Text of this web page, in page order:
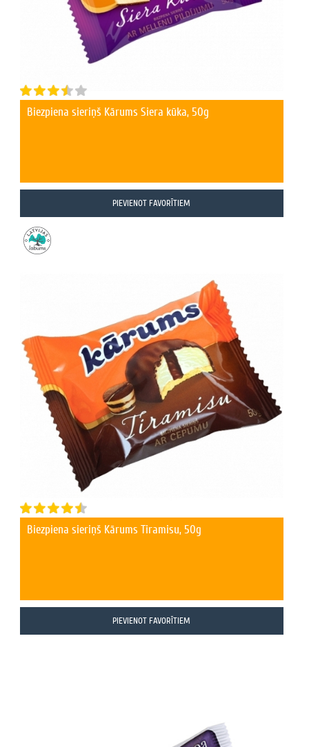
Biezpiena sieriņš Kārums Siera kūka, 50g
PIEVIENOT FAVORĪTIEM
Biezpiena sieriņš Kārums Tiramisu, 50g
PIEVIENOT FAVORĪTIEM